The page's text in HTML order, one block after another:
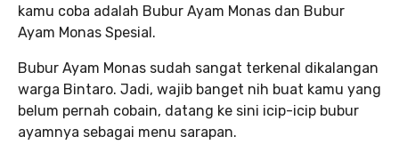
kamu coba adalah Bubur Ayam Monas dan Bubur
Ayam Monas Spesial.
Bubur Ayam Monas sudah sangat terkenal dikalangan
warga Bintaro. Jadi, wajib banget nih buat kamu yang
belum pernah cobain, datang ke sini icip-icip bubur
ayamnya sebagai menu sarapan.